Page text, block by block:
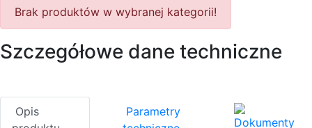
Brak produktów w wybranej kategorii!
Szczegółowe dane techniczne
Opis
Parametry
Dokumenty